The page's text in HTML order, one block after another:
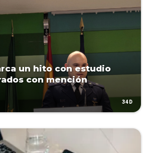
un hito con estudio
con mención
34D